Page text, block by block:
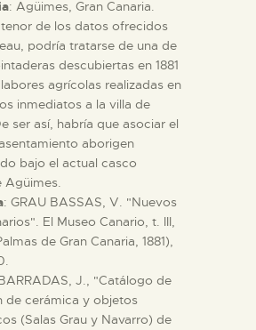
: Agüimes, Gran Canaria.
de los datos ofrecidos
podría tratarse de una de
descubiertas en 1881
agrícolas realizadas en
inmediatos a la villa de
ser así, habría que asociar el
aborigen
bajo el actual casco
Agüimes.
: GRAU BASSAS, V. "Nuevos
El Museo Canario, t. III,
de Gran Canaria, 1881),
J., "Catálogo de
de cerámica y objetos
(Salas Grau y Navarro) de